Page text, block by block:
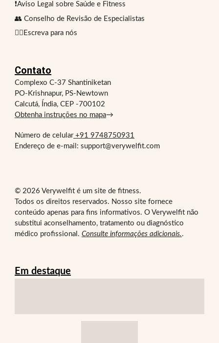
❗Aviso Legal sobre Saúde e Fitness
👥 Conselho de Revisão de Especialistas
✍🏻Escreva para nós
Contato
Complexo C-37 Shantiniketan
PO-Krishnapur, PS-Newtown
Calcutá, Índia, CEP -700102
Obtenha instruções no mapa→
Número de celular+91 9748750931
Endereço de e-mail: support@verywelfit.com
© 2026 Verywelfit é um site de fitness.
Todos os direitos reservados. Nosso site fornece
conteúdo apenas para fins informativos. O Verywelfit não
substitui aconselhamento, tratamento ou diagnóstico
médico profissional. Consulte informações adicionais..
Em destaque